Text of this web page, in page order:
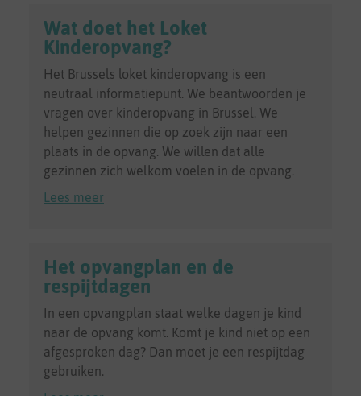
Wat doet het Loket
Kinderopvang?
Het Brussels loket kinderopvang is een
neutraal informatiepunt. We beantwoorden je
vragen over kinderopvang in Brussel. We
helpen gezinnen die op zoek zijn naar een
plaats in de opvang. We willen dat alle
gezinnen zich welkom voelen in de opvang.
Lees meer
Het opvangplan en de
respijtdagen
In een opvangplan staat welke dagen je kind
naar de opvang komt. Komt je kind niet op een
afgesproken dag? Dan moet je een respijtdag
gebruiken.